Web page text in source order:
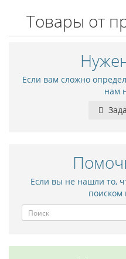
Товары от
Если вам сложно
нам
Если вы не нашли то,
поиском